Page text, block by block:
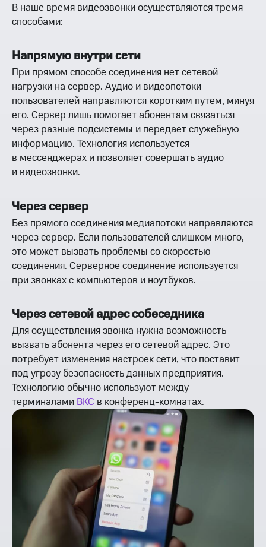
В наше время видеозвонки осуществляются тремя
способами:
Напрямую внутри сети
При прямом способе соединения нет сетевой
нагрузки на сервер. Аудио и видеопотоки
пользователей направляются коротким путем, минуя
его. Сервер лишь помогает абонентам связаться
через разные подсистемы и передает служебную
информацию. Технология используется
в мессенджерах и позволяет совершать аудио
и видеозвонки.
Через сервер
Без прямого соединения медиапотоки направляются
через сервер. Если пользователей слишком много,
это может вызвать проблемы со скоростью
соединения. Серверное соединение используется
при звонках с компьютеров и ноутбуков.
Через сетевой адрес собеседника
Для осуществления звонка нужна возможность
вызвать абонента через его сетевой адрес. Это
потребует изменения настроек сети, что поставит
под угрозу безопасность данных предприятия.
Технологию обычно используют между
терминалами ВКС в конференц-комнатах.